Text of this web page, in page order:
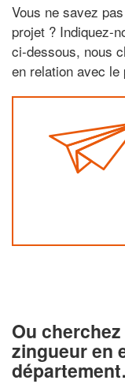
Vous ne savez
projet ? Indiquez-
ci-dessous, nous
en relation avec le
Ou
zingueur en